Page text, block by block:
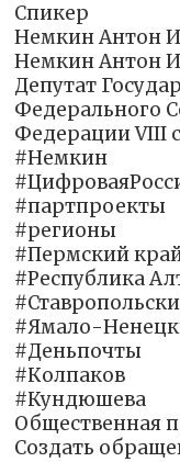
Спикер
Немкин Антон
Немкин Антон
Депутат
Федерального
Федерации VIII
#Немкин
#партпроекты
#регионы
#Пермский
#Республика
#Ямало-
#Деньпочты
#Колпаков
#Кундюшева
Общественная
Создать